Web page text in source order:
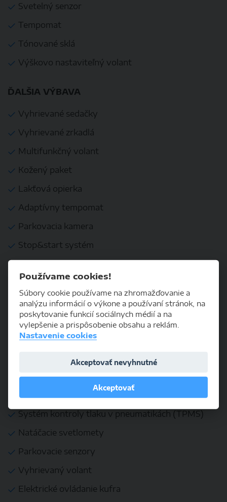
Svetelný senzor
Tempomat
Tónované sklá
Výškovo nastaviteľný volant
ĎALŠIA VÝBAVA
Vyhrievané sedačky
Vyhrievané zrkadlá
Multifunkčný volant
Kožený paket
Lakťová opierka
Adaptívny tempomat
Parkovacia kamera
Stop&start systém
Bezkľúčové štartovanie
Bezkľúčové otváranie dverí
Bluetooth handsfree
LED svietenie
Dotykový displej
Airbagy
Deaktivácia airbagov
Systém kontroly tlaku v pneumatikách (TPMS)
Natáčacie svetlomety
Parkovacie senzory
Vyhrievaný volant
Elektrické ovládanie kufra
Používame cookies!
Súbory cookie používame na zhromažďovanie a
analýzu informácií o výkone a používaní stránok, na
poskytovanie funkcií sociálnych médií a na
vylepšenie a prispôsobenie obsahu a reklám.
Nastavenie cookies
Akceptovať nevyhnutné
Akceptovať